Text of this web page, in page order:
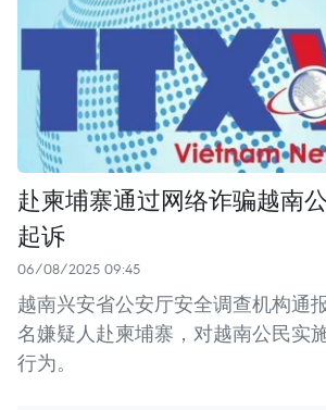
赴柬埔寨通过网络诈骗越南
起诉
06/08/2025 09:45
越南兴安省公安厅安全调查机构通
名嫌疑人赴柬埔寨，对越南公民实
行为。